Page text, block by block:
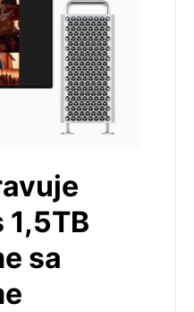
1,5TB
sa